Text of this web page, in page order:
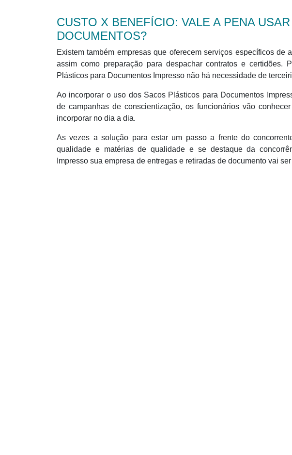
CUSTO X BENEFÍCIO: VALE A PENA
DOCUMENTOS?
Existem também empresas que oferecem serviços específicos de
assim como preparação para despachar contratos e
Plásticos para Documentos Impresso não há necessidade de
Ao incorporar o uso dos Sacos Plásticos para Documentos
de campanhas de conscientização, os funcionários vão
incorporar no dia a dia.
As vezes a solução para estar um passo a frente do
qualidade e matérias de qualidade e se destaque da
Impresso sua empresa de entregas e retiradas de documento vai